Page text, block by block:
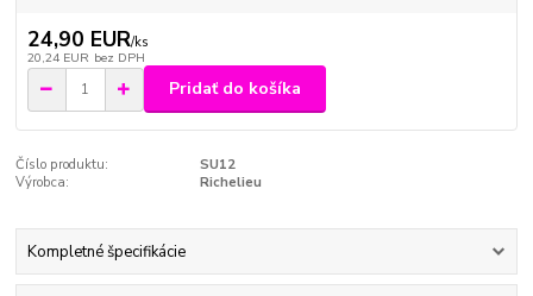
24,90 EUR/ks
20,24 EUR bez DPH
Pridať do košíka
Číslo produktu:
SU12
Výrobca:
Richelieu
Kompletné špecifikácie